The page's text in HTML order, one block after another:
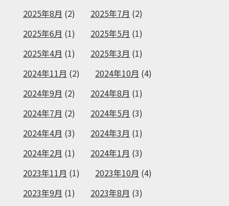
2025年8月 (2) 2025年7月 (2)
2025年6月 (1) 2025年5月 (1)
2025年4月 (1) 2025年3月 (1)
2024年11月 (2) 2024年10月 (4)
2024年9月 (2) 2024年8月 (1)
2024年7月 (2) 2024年5月 (3)
2024年4月 (3) 2024年3月 (1)
2024年2月 (1) 2024年1月 (3)
2023年11月 (1) 2023年10月 (4)
2023年9月 (1) 2023年8月 (3)